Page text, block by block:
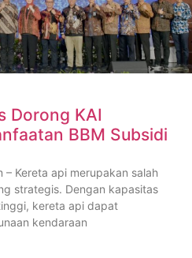
Dorong KAI
BBM Subsidi
Kereta api merupakan salah
strategis. Dengan kapasitas
kereta api dapat
kendaraan